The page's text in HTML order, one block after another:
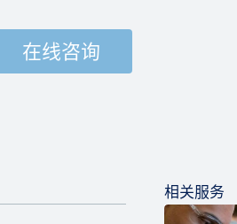
在线咨询
相关服务